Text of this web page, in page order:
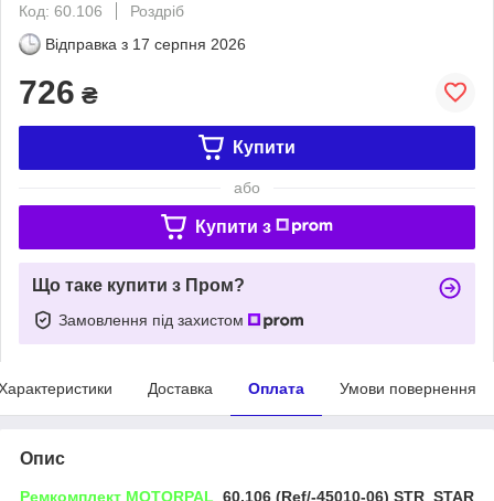
Код: 60.106
Роздріб
Відправка з 17 серпня 2026
726 ₴
Купити
або
Купити з
Що таке купити з Пром?
Замовлення під захистом
Доставка Оплата Умови повернення
Опис
Ремкомплект MOTORPAL 60.106 (Ref/-45010-06) STR STAR